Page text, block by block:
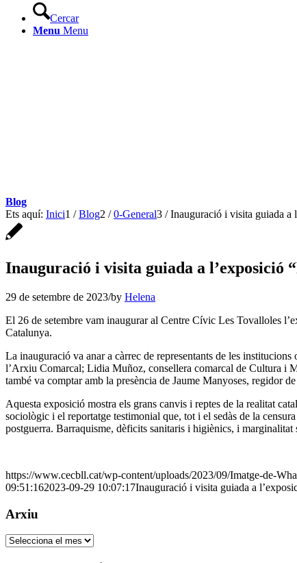
Cercar
Menu Menu
Blog
Ets aquí: Inici1 / Blog2 / 0-General3 / Inauguració i visita guiada a
Inauguració i visita guiada a
29 de setembre de 2023/by Helena
El 26 de setembre vam inaugurar al Centre Cívic Les Tovalloles
Catalunya.
La inauguració va anar a càrrec de representants de les
l’Arxiu Comarcal; Lidia Muñoz, consellera comarcal de Cultura i
també va comptar amb la presència de Jaume Manyoses, regidor
Aquesta exposició mostra els grans canvis i reptes de la realitat
sociològic i el reportatge testimonial que, tot i el sedàs de la
postguerra. Barraquisme, dèficits sanitaris i higiènics, i marginalitat
https://www.cecbll.cat/wp-content/uploads/2023/09/Imatge-de-
09:51:162023-09-29 10:07:17Inauguració i visita guiada a
Arxiu
Arxiu